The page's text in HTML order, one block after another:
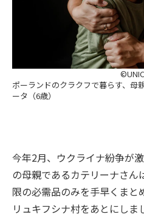
ポーランドのクラクフで暮らす、母
ータ（6歳）
今年2月、ウクライナ紛争が
の母親であるカテリーナさ
限の必需品のみを手早くまと
リュキフシナ村をあとにしま